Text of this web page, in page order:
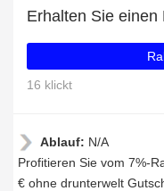
16 klickt
Ablauf: N/A
Profitieren Sie vom 7%-
€ ohne drunterwelt